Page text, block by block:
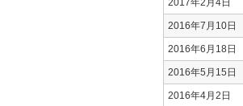
2017年2月4日
2016年7月10日
2016年6月18日
2016年5月15日
2016年4月2日